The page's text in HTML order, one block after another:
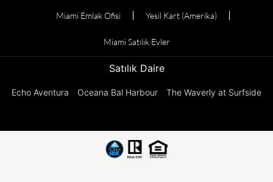
Miami Emlak Ofisi Yesil Kart (Amerika)
Miami Satılık Evler
Satılık Daire
Echo Aventura Oceana Bal Harbour The Waverly at Surfside